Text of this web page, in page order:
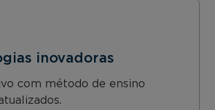
inovadoras
com método de ensino